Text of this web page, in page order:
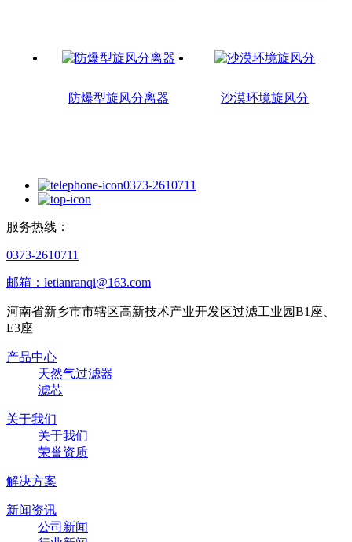
防爆型旋风分离器 沙漠环境旋风分
0373-2610711
服务热线：
0373-2610711
邮箱：letianranqi@163.com
河南省新乡市市辖区高新技术产业开发区过滤工业园B1座、
E3座
产品中心
天然气过滤器
滤芯
关于我们
关于我们
荣誉资质
解决方案
新闻资讯
公司新闻